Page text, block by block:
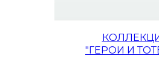
"ГЕРОИ И